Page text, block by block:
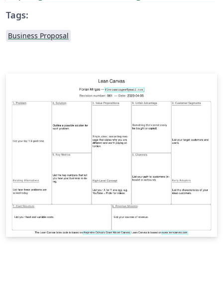
Tags:
Business Proposal